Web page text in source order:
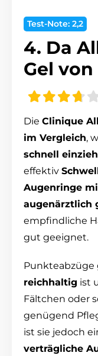
Test-Note: 2,2
4. Da
Gel
Die Clinique
im Vergleich,
schnell
effektiv
Augenringe
augenärztlich
empfindliche
gut geeignet.
Punkteabzüge
reichhaltig ist
Fältchen oder
genügend
ist sie jedoch
verträgliche